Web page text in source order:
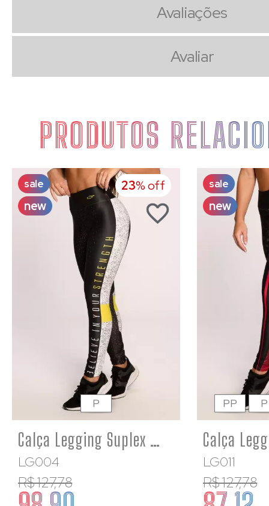
Avaliações
Avaliar
PRODUTOS
sale
new
23% off
Calça Legging Suplex Estampado Preto Branco e Amarelo Believe
LG004
R$ 127,78
P
sale
new
LG011
R$ 127,78
PP P